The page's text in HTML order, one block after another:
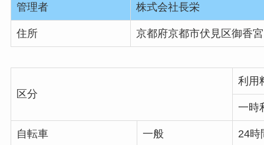
管理者 株式会社長栄
住所 京都府京都市伏見区御香
区分
利用
一時
自転車 一般 24時